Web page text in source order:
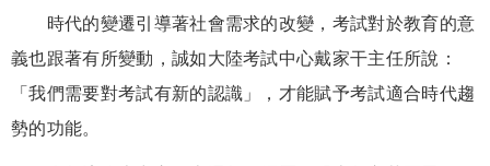
時代的變遷引導著社會需求的改變，考試對於教育的意
義也跟著有所變動，誠如大陸考試中心戴家干主任所說：
「我們需要對考試有新的認識」，才能賦予考試適合時代趨
勢的功能。